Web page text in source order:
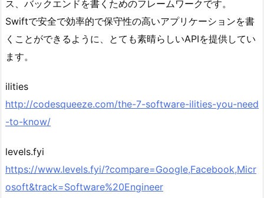
ス、バックエンドを書くためのフレームワークです。
Swiftで安全で効率的で保守性の高いアプリケーションを書
くことができるように、とても素晴らしいAPIを提供してい
ます。
ilities
http://codesqueeze.com/the-7-software-ilities-you-need
-to-know/
levels.fyi
https://www.levels.fyi/?compare=Google,Facebook,Micr
osoft&track=Software%20Engineer